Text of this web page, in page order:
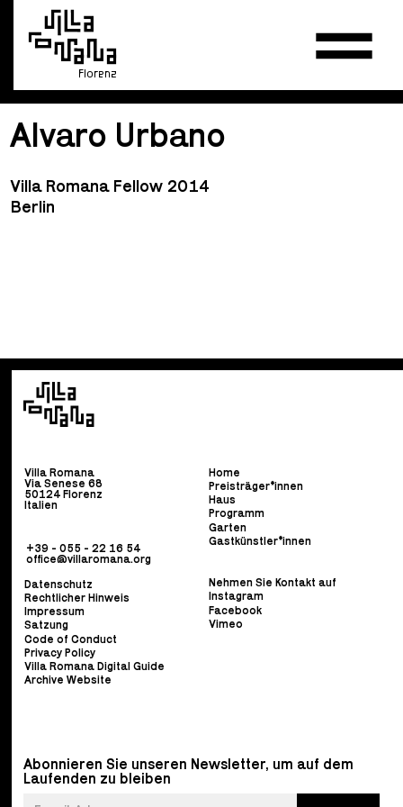
Florenz
Alvaro Urbano
Villa Romana Fellow 2014
Berlin
Villa Romana
Via Senese 68
50124 Florenz
Italien
+39 - 055 - 22 16 54
office@villaromana.org
Home
Preisträger*innen
Haus
Programm
Garten
Gastkünstler*innen
Datenschutz
Rechtlicher Hinweis
Impressum
Satzung
Code of Conduct
Privacy Policy
Villa Romana Digital Guide
Archive Website
Nehmen Sie Kontakt auf
Instagram
Facebook
Vimeo
Abonnieren Sie unseren Newsletter, um auf dem
Laufenden zu bleiben